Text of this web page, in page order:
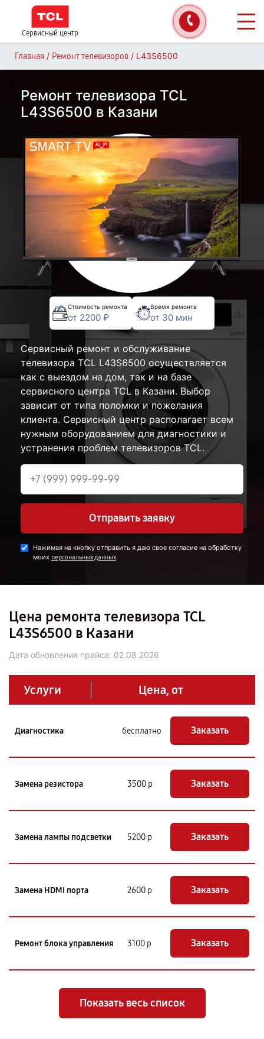
Сервисный центр
Главная / Ремонт телевизоров / L43S6500
Ремонт телевизора TCL
L43S6500 в Казани
Стоимость ремонта
от 2200 ₽
Время ремонта
от 30 мин
Сервисный ремонт и обслуживание
телевизора TCL L43S6500 осуществляется
как с выездом на дом, так и на базе
сервисного центра TCL в Казани. Выбор
зависит от типа поломки и пожелания
клиента. Сервисный центр располагает всем
нужным оборудованием для диагностики и
устранения проблем телевизоров TCL.
Отправить заявку
Нажимая на кнопку отправить я даю свое согласие на обработку
моих персональных данных.
Цена ремонта телевизора TCL
L43S6500 в Казани
Дата обновления прайса: 02.08.2026
Услуги Цена, от
Диагностика бесплатно Заказать
Замена резистора 3500 р Заказать
Замена лампы подсветки 5200 р Заказать
Замена HDMI порта 2600 р Заказать
Ремонт блока управления 3100 р Заказать
Показать весь список